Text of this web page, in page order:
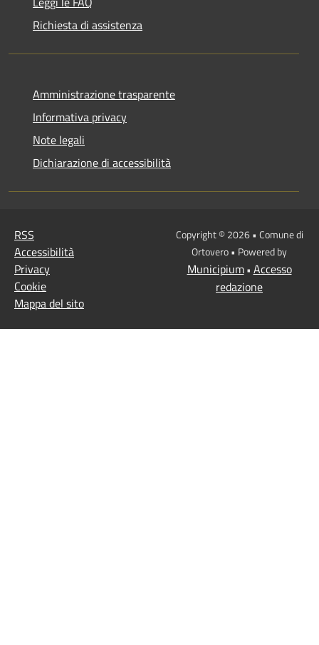
Richiesta di assistenza
Amministrazione trasparente
Informativa privacy
Note legali
Dichiarazione di accessibilità
RSS
Accessibilità
Privacy
Cookie
Mappa del sito
Copyright © 2026 • Comune di
Ortovero • Powered by
Municipium• Accesso
redazione